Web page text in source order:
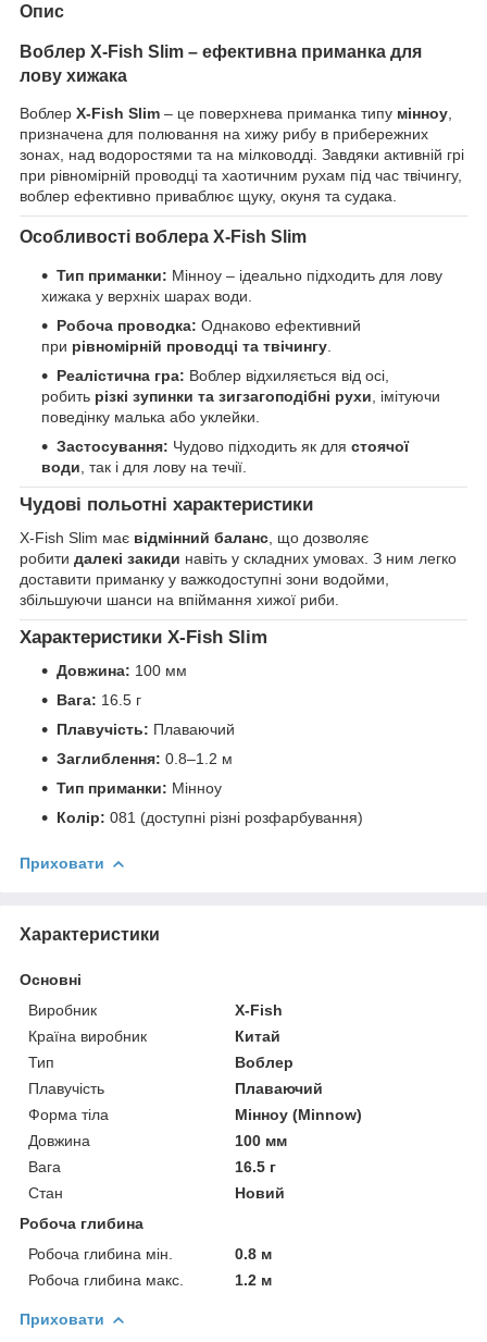
Опис
Воблер X-Fish Slim – ефективна приманка для
лову хижака
Воблер X-Fish Slim – це поверхнева приманка типу мінноу,
призначена для полювання на хижу рибу в прибережних
зонах, над водоростями та на мілководді. Завдяки активній грі
при рівномірній проводці та хаотичним рухам під час твічингу,
воблер ефективно приваблює щуку, окуня та судака.
Особливості воблера X-Fish Slim
Тип приманки: Мінноу – ідеально підходить для лову
хижака у верхніх шарах води.
Робоча проводка: Однаково ефективний
при рівномірній проводці та твічингу
Реалістична гра: Воблер відхиляється від осі,
робить різкі зупинки та зигзагоподібні рухи , імітуючи
поведінку малька або уклейки.
Застосування: Чудово підходить як для стоячої
води , так і для лову на течії.
Чудові польотні характеристики
X-Fish Slim має відмінний баланс , що дозволяє
робити далекі закиди навіть у складних умовах. З ним легко
доставити приманку у важкодоступні зони водойми,
збільшуючи шанси на впіймання хижої риби.
Характеристики X-Fish Slim
Довжина: 100 мм
Вага: 16.5 г
Плавучість: Плаваючий
Заглиблення: 0.8–1.2 м
Тип приманки: Мінноу
Колір: 081 (доступні різні розфарбування)
Приховати
Характеристики
Основні
Виробник
X-Fish
Країна виробник
Китай
Тип
Воблер
Плавучість
Плаваючий
Форма тіла
Мінноу (Minnow)
Довжина
100 мм
Вага
16.5 г
Стан
Новий
Робоча глибина
Робоча глибина мін.
0.8 м
Робоча глибина макс.
1.2 м
Приховати